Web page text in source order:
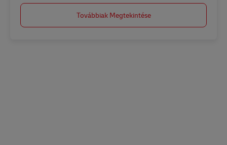
Továbbiak Megtekintése